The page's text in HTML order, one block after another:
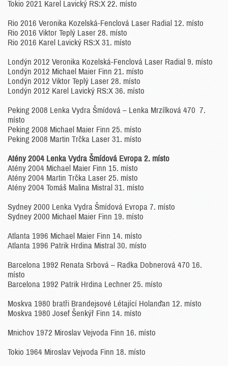
Tokio 2021 Karel Lavický RS:X 22. místo
Rio 2016 Veronika Kozelská-Fenclová Laser Radial 12. místo
Rio 2016 Viktor Teplý Laser 28. místo
Rio 2016 Karel Lavický RS:X 31. místo
Londýn 2012 Veronika Kozelská-Fenclová Laser Radial 9. místo
Londýn 2012 Michael Maier Finn 21. místo
Londýn 2012 Viktor Teplý Laser 28. místo
Londýn 2012 Karel Lavický RS:X 36. místo
Peking 2008 Lenka Vydra Šmídová – Lenka Mrzílková 470 7.
místo
Peking 2008 Michael Maier Finn 25. místo
Peking 2008 Martin Trčka Laser 31. místo
Atény 2004 Lenka Vydra Šmídová Evropa 2. místo
Atény 2004 Michael Maier Finn 15. místo
Atény 2004 Martin Trčka Laser 25. místo
Atény 2004 Tomáš Malina Mistral 31. místo
Sydney 2000 Lenka Vydra Šmídová Evropa 7. místo
Sydney 2000 Michael Maier Finn 19. místo
Atlanta 1996 Michael Maier Finn 14. místo
Atlanta 1996 Patrik Hrdina Mistral 30. místo
Barcelona 1992 Renata Srbová – Radka Dobnerová 470 16.
místo
Barcelona 1992 Patrik Hrdina Lechner 25. místo
Moskva 1980 bratři Brandejsové Létající Holanďan 12. místo
Moskva 1980 Josef Šenkýř Finn 14. místo
Mnichov 1972 Miroslav Vejvoda Finn 16. místo
Tokio 1964 Miroslav Vejvoda Finn 18. místo